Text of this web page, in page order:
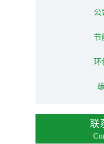
公
节
环
联